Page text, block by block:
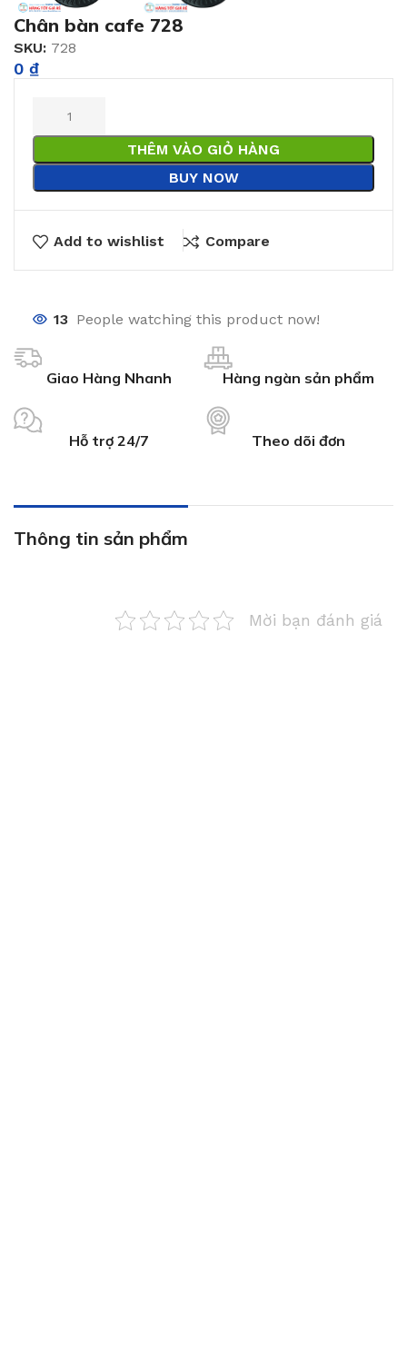
Chân bàn cafe 728
SKU: 728
0 ₫
THÊM VÀO GIỎ HÀNG
BUY NOW
Add to wishlist Compare
13 People watching this product now!
Giao Hàng Nhanh Hàng ngàn sản phẩm
Hỗ trợ 24/7 Theo dõi đơn
Thông tin sản phẩm
Mời bạn đánh giá